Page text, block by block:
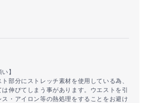
】
ト部分にストレッチ素材を使用している為、
伸びてしまう事があります。ウエストを引
ス・アイロン等の熱処理をすることをお避け